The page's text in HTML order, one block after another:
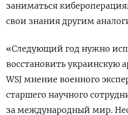
заниматься
свои знания другим
«Следующий год нужно
восстановить украинскую
WSJ мнение военного
старшего научного
за международный мир.